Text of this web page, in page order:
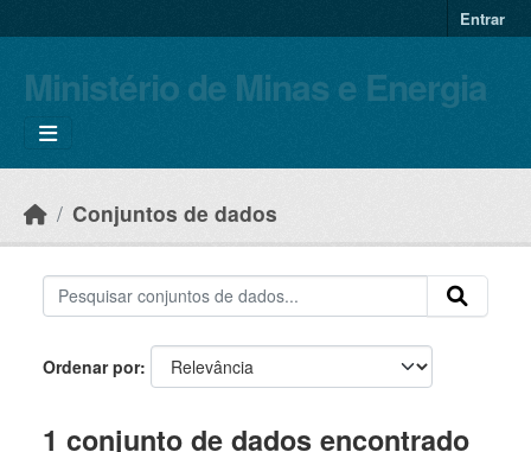
Entrar
Ministério de Minas e Energia
Conjuntos de dados
Ordenar por
1 conjunto de dados encontrado